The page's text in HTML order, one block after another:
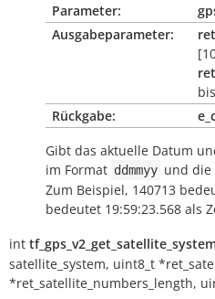
Parameter:
Ausgabeparameter:
Rückgabe:
Gibt das aktuelle Datum
im Format ddmmyy und die
Zum Beispiel, 140713
bedeutet 19:59:23.568 als
int
satellite_system, uint8_t *
*ret_satellite_numbers_length,